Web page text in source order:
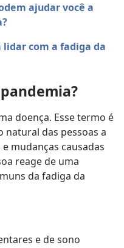
ajudar você a
lidar com a fadiga da
doença. Esse termo é
natural das pessoas a
mudanças causadas
reage de uma
da fadiga da
e de sono